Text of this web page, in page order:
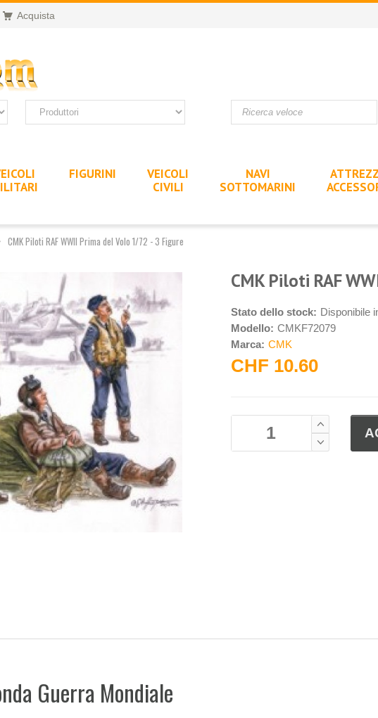
Acquista
FIGURINI
VEICOLI
CIVILI
NAVI
SOTTOMARINI
CMK Piloti RAF WWII Prima del Volo 1/72 - 3 Figure
CMK Piloti RAF
Stato dello stock: Disponibile
Modello: CMKF72079
Marca: CMK
CHF 10.60
Guerra Mondiale